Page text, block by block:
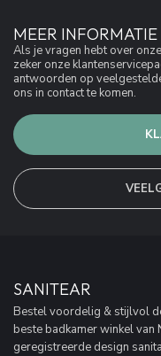
MEER INFORMATIE
Als je vragen hebt over
zeker onze
antwoorden op
ons in contact te komen.
SANITEAR
Bestel voordelig & stijlvol
beste badkamer winkel van
geregistreerde design